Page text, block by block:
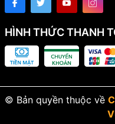
HÌNH THỨC THANH
© Bản quyền thuộc về